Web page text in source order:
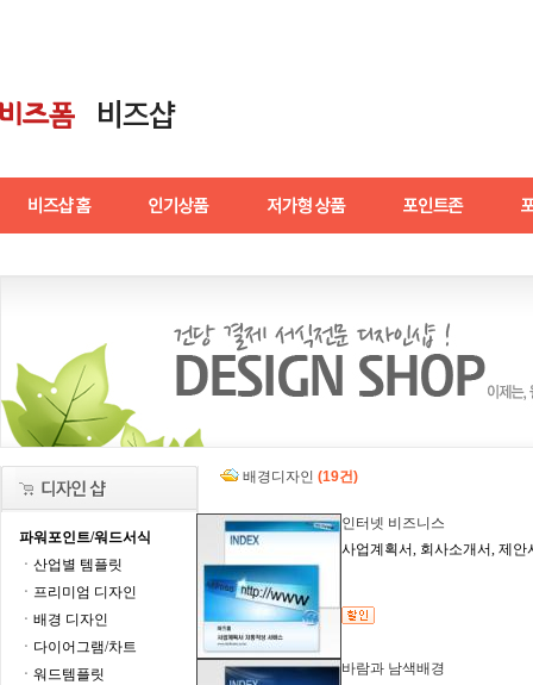
파워포인트/워드서식
ㆍ산업별 템플릿
ㆍ프리미엄 디자인
ㆍ배경 디자인
ㆍ다이어그램/차트
ㆍ워드템플릿
배경디자인 (19건)
인터넷 비즈니스
사업계획서, 회사소개서, 제
바람과 남색배경